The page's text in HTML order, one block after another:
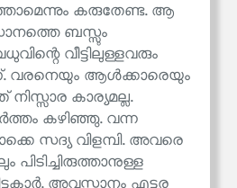
കരുതേണ്ട. ആ
ബസ്സും
വീട്ടിലുള്ളവരും
വരനെയും ആൾക്കാരെയും
കാര്യമല്ല.
കഴിഞ്ഞു. വന്ന
സദ്യ വിളമ്പി. അവരെ
പിടിച്ചിരുത്താനുള്ള
അവസാനം എട്ടര